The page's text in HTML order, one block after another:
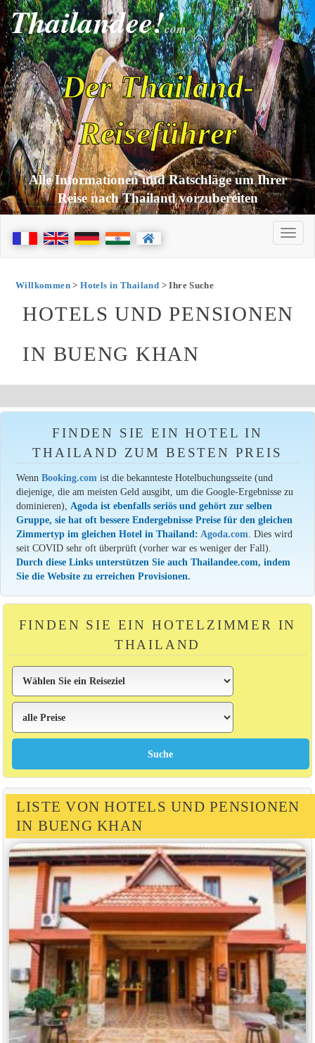
Thailandee!com
Der Thailand-
Reiseführer
Alle Informationen und Ratschläge um Ihrer
Reise nach Thailand vorzubereiten
Willkommen>Hotels in Thailand > Ihre Suche
HOTELS UND PENSIONEN
IN BUENG KHAN
FINDEN SIE EIN HOTEL IN
THAILAND ZUM BESTEN PREIS
WennBooking.comist die bekannteste Hotelbuchungsseite (und
diejenige, die am meisten Geld ausgibt, um die Google-Ergebnisse zu
dominieren),Agoda ist ebenfalls seriös und gehört zur selben
Gruppe, sie hat oft bessere Endergebnisse Preise für den gleichen
Zimmertyp im gleichen Hotel in Thailand:Agoda.com. Dies wird
seit COVID sehr oft überprüft (vorher war es weniger der Fall).
Durch diese Links unterstützen Sie auch Thailandee.com, indem
Sie die Website zu erreichen Provisionen.
FINDEN SIE EIN HOTELZIMMER IN
THAILAND
LISTE VON HOTELS UND PENSIONEN
IN BUENG KHAN